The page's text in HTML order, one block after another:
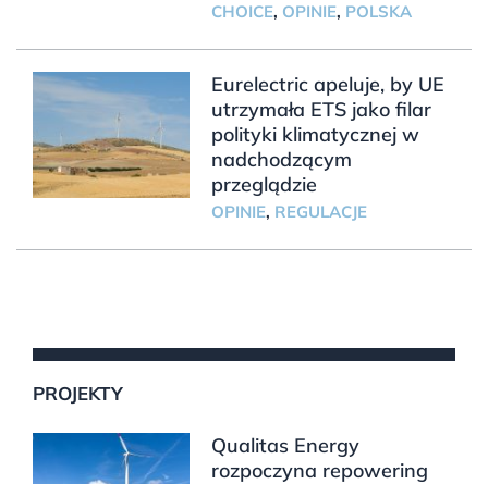
CHOICE, OPINIE, POLSKA
Eurelectric apeluje, by UE
utrzymała ETS jako filar
polityki klimatycznej w
nadchodzącym
przeglądzie
OPINIE, REGULACJE
PROJEKTY
Qualitas Energy
rozpoczyna repowering